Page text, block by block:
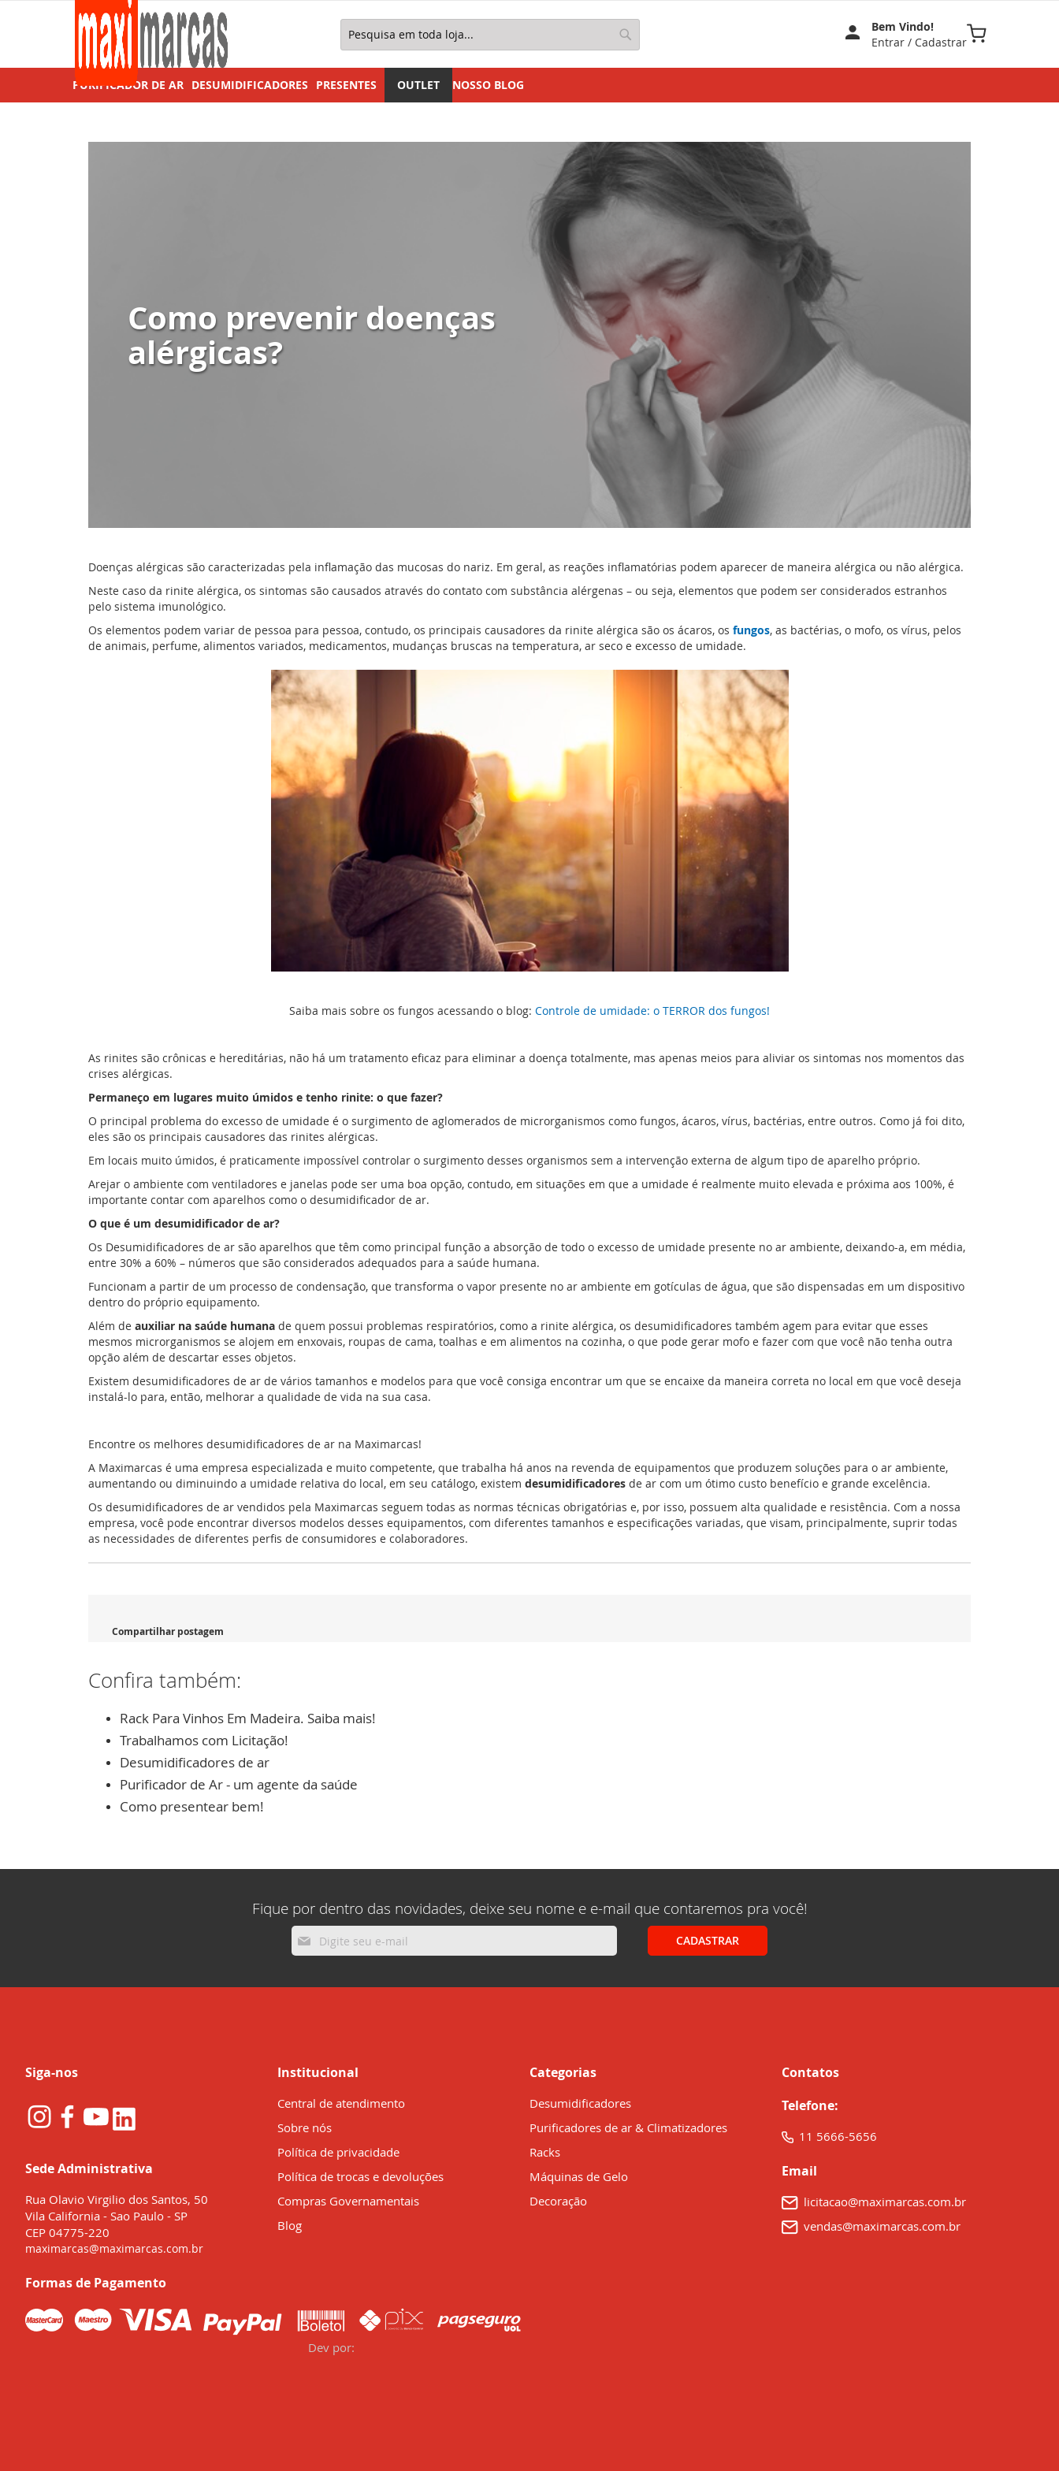
Pesquisa Pesquisa
Bem Vindo!
Entrar / Cadastrar
Meu Carrinho
PURIFICADOR DE AR DESUMIDIFICADORES PRESENTES OUTLET NOSSO BLOG
Como prevenir doenças
alérgicas?
Doenças alérgicas são caracterizadas pela inflamação das mucosas do nariz. Em geral, as reações inflamatórias podem aparecer de maneira alérgica ou não alérgica.
Neste caso da rinite alérgica, os sintomas são causados através do contato com substância alérgenas – ou seja, elementos que podem ser considerados estranhos
pelo sistema imunológico.
Os elementos podem variar de pessoa para pessoa, contudo, os principais causadores da rinite alérgica são os ácaros, os fungos, as bactérias, o mofo, os vírus, pelos
de animais, perfume, alimentos variados, medicamentos, mudanças bruscas na temperatura, ar seco e excesso de umidade.
Saiba mais sobre os fungos acessando o blog: Controle de umidade: o TERROR dos fungos!
As rinites são crônicas e hereditárias, não há um tratamento eficaz para eliminar a doença totalmente, mas apenas meios para aliviar os sintomas nos momentos das
crises alérgicas.
Permaneço em lugares muito úmidos e tenho rinite: o que fazer?
O principal problema do excesso de umidade é o surgimento de aglomerados de microrganismos como fungos, ácaros, vírus, bactérias, entre outros. Como já foi dito,
eles são os principais causadores das rinites alérgicas.
Em locais muito úmidos, é praticamente impossível controlar o surgimento desses organismos sem a intervenção externa de algum tipo de aparelho próprio.
Arejar o ambiente com ventiladores e janelas pode ser uma boa opção, contudo, em situações em que a umidade é realmente muito elevada e próxima aos 100%, é
importante contar com aparelhos como o desumidificador de ar.
O que é um desumidificador de ar?
Os Desumidificadores de ar são aparelhos que têm como principal função a absorção de todo o excesso de umidade presente no ar ambiente, deixando-a, em média,
entre 30% a 60% – números que são considerados adequados para a saúde humana.
Funcionam a partir de um processo de condensação, que transforma o vapor presente no ar ambiente em gotículas de água, que são dispensadas em um dispositivo
dentro do próprio equipamento.
Além de auxiliar na saúde humana de quem possui problemas respiratórios, como a rinite alérgica, os desumidificadores também agem para evitar que esses
mesmos microrganismos se alojem em enxovais, roupas de cama, toalhas e em alimentos na cozinha, o que pode gerar mofo e fazer com que você não tenha outra
opção além de descartar esses objetos.
Existem desumidificadores de ar de vários tamanhos e modelos para que você consiga encontrar um que se encaixe da maneira correta no local em que você deseja
instalá-lo para, então, melhorar a qualidade de vida na sua casa.
Encontre os melhores desumidificadores de ar na Maximarcas!
A Maximarcas é uma empresa especializada e muito competente, que trabalha há anos na revenda de equipamentos que produzem soluções para o ar ambiente,
aumentando ou diminuindo a umidade relativa do local, em seu catálogo, existem desumidificadores de ar com um ótimo custo benefício e grande excelência.
Os desumidificadores de ar vendidos pela Maximarcas seguem todas as normas técnicas obrigatórias e, por isso, possuem alta qualidade e resistência. Com a nossa
empresa, você pode encontrar diversos modelos desses equipamentos, com diferentes tamanhos e especificações variadas, que visam, principalmente, suprir todas
as necessidades de diferentes perfis de consumidores e colaboradores.
Compartilhar postagem
Confira também:
Rack Para Vinhos Em Madeira. Saiba mais!
Trabalhamos com Licitação!
Desumidificadores de ar
Purificador de Ar - um agente da saúde
Como presentear bem!
Fique por dentro das novidades, deixe seu nome e e-mail que contaremos pra você!
Inscreva-
se
CADASTRAR
Siga-nos
Sede Administrativa
Rua Olavio Virgilio dos Santos, 50
Vila California - Sao Paulo - SP
CEP 04775-220
maximarcas@maximarcas.com.br
Institucional
Central de atendimento
Sobre nós
Política de privacidade
Política de trocas e devoluções
Compras Governamentais
Blog
Categorias
Desumidificadores
Purificadores de ar & Climatizadores
Racks
Máquinas de Gelo
Decoração
Contatos
Telefone:
11 5666-5656
Email
licitacao@maximarcas.com.br
vendas@maximarcas.com.br
Formas de Pagamento
Dev por: